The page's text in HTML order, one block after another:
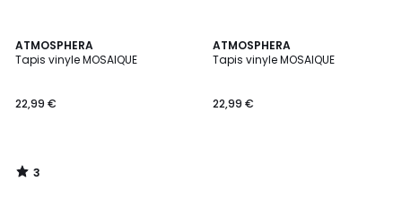
ATMOSPHERA
Tapis vinyle MOSAIQUE
22,99 €
3
/
3
/
ATMOSPHERA
Tapis vinyle MOSAIQUE
22,99 €